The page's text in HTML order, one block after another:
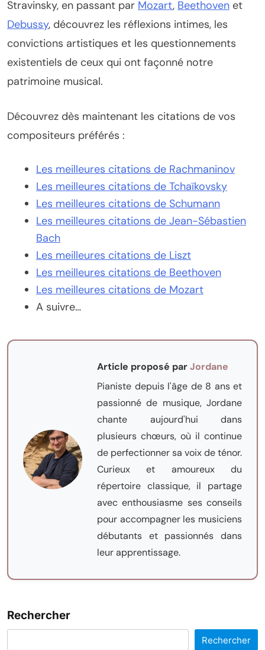
Stravinsky, en passant par Mozart, Beethoven et
Debussy, découvrez les réflexions intimes, les
convictions artistiques et les questionnements
existentiels de ceux qui ont façonné notre
patrimoine musical.
Découvrez dès maintenant les citations de vos
compositeurs préférés :
Les meilleures citations de Rachmaninov
Les meilleures citations de Tchaïkovsky
Les meilleures citations de Schumann
Les meilleures citations de Jean-Sébastien
Bach
Les meilleures citations de Liszt
Les meilleures citations de Beethoven
Les meilleures citations de Mozart
A suivre…
Article proposé parJordane
Pianiste depuis l'âge de 8 ans et
passionné de musique, Jordane
chante aujourd'hui dans
plusieurs chœurs, où il continue
de perfectionner sa voix de ténor.
Curieux et amoureux du
répertoire classique, il partage
avec enthousiasme ses conseils
pour accompagner les musiciens
débutants et passionnés dans
leur apprentissage.
Rechercher
Rechercher